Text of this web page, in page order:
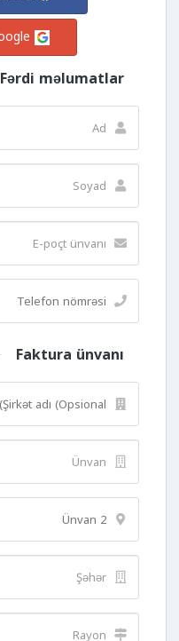
Fərdi məlumatlar
Faktura ünvanı